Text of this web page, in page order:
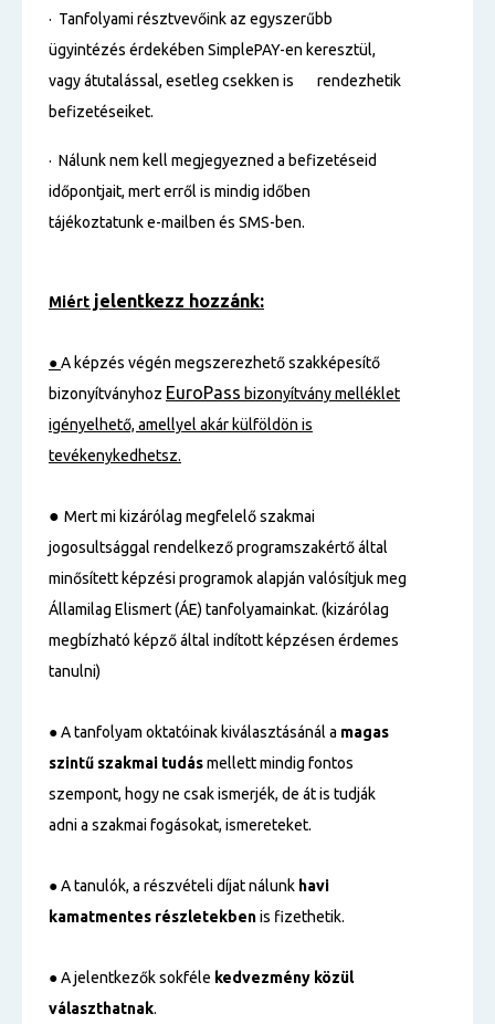
· Tanfolyami résztvevőink az egyszerűbb
ügyintézés érdekében SimplePAY-en keresztül,
vagy átutalással, esetleg csekken is rendezhetik
befizetéseiket.
· Nálunk nem kell megjegyezned a befizetéseid
időpontjait, mert erről is mindig időben
tájékoztatunk e-mailben és SMS-ben.
Miért jelentkezz hozzánk:
●A képzés végén megszerezhető szakképesítő
bizonyítványhoz EuroPass bizonyítvány melléklet
igényelhető, amellyel akár külföldön is
tevékenykedhetsz.
● Mert mi kizárólag megfelelő szakmai
jogosultsággal rendelkező programszakértő által
minősített képzési programok alapján valósítjuk meg
Államilag Elismert (ÁE) tanfolyamainkat. (kizárólag
megbízható képző által indított képzésen érdemes
tanulni)
● A tanfolyam oktatóinak kiválasztásánál a magas
szintű szakmai tudásmellett mindig fontos
szempont, hogy ne csak ismerjék, de át is tudják
adni a szakmai fogásokat, ismereteket.
● A tanulók, a részvételi díjat nálunk havi
kamatmentes részletekbenis fizethetik.
● A jelentkezők sokféle kedvezmény közül
választhatnak.